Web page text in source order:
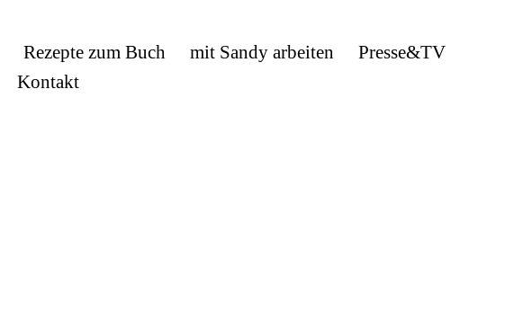
Rezepte zum Buch mit Sandy arbeiten
Presse&TV
Kontakt